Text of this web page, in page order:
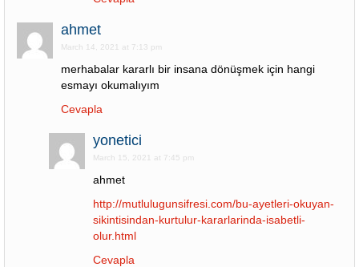
ahmet
March 14, 2021 at 7:13 pm
merhabalar kararlı bir insana dönüşmek için hangi
esmayı okumalıyım
Cevapla
yonetici
March 15, 2021 at 7:45 pm
ahmet
http://mutlulugunsifresi.com/bu-ayetleri-okuyan-
sikintisindan-kurtulur-kararlarinda-isabetli-
olur.html
Cevapla